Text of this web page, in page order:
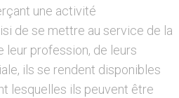
une activité
de se mettre au service de la
leur profession, de leurs
ils se rendent disponibles
lesquelles ils peuvent être